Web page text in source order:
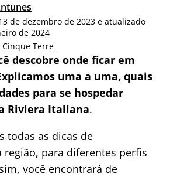
de dezembro de 2023 e atualizado
de 2024
Cinque Terre
descobre onde ficar em
uma a uma, quais
para se hospedar
Riviera Italiana.
todas as dicas de
região, para diferentes perfis
você encontrará de